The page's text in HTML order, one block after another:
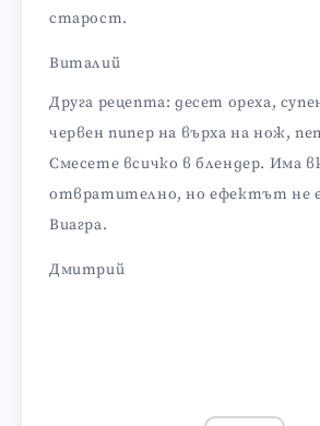
старост.
Виталий
Друга рецепта: десет ореха,
червен пипер на върха на нож,
Смесете всичко в блендер. Има
отвратително, но ефектът не
Виагра.
Дмитрий